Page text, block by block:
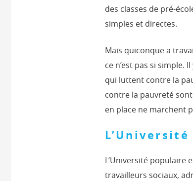
des classes de pré-
simples et directes.
Mais quiconque a
ce n’est pas si simple.
qui luttent contre la
contre la pauvreté
en place ne marchent
L’Université populaire
travailleurs sociaux,